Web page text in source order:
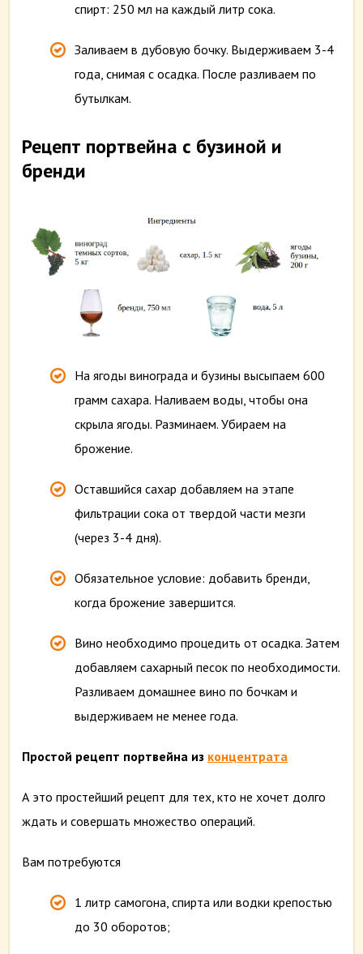
спирт: 250 мл на каждый литр сока.
Заливаем в дубовую бочку. Выдерживаем 3-4
года, снимая с осадка. После разливаем по
бутылкам.
Рецепт портвейна с бузиной и
бренди
На ягоды винограда и бузины высыпаем 600
грамм сахара. Наливаем воды, чтобы она
скрыла ягоды. Разминаем. Убираем на
брожение.
Оставшийся сахар добавляем на этапе
фильтрации сока от твердой части мезги
(через 3-4 дня).
Обязательное условие: добавить бренди,
когда брожение завершится.
Вино необходимо процедить от осадка. Затем
добавляем сахарный песок по необходимости.
Разливаем домашнее вино по бочкам и
выдерживаем не менее года.
Простой рецепт портвейна из концентрата
А это простейший рецепт для тех, кто не хочет долго
ждать и совершать множество операций.
Вам потребуются
1 литр самогона, спирта или водки крепостью
до 30 оборотов;